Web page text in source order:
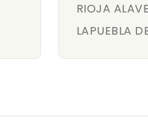
RIOJA
LAPUEBLA